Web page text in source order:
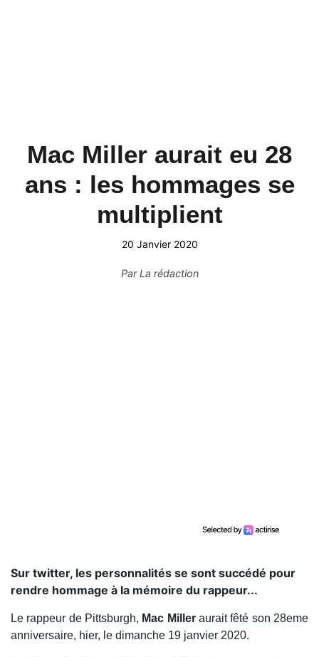
Mac Miller aurait eu 28
ans : les hommages se
multiplient
20 Janvier 2020
ParLa rédaction
Sur twitter, les personnalités se sont succédé pour
rendre hommage à la mémoire du rappeur...
Le rappeur de Pittsburgh, Mac Milleraurait fêté son 28eme
anniversaire, hier, le dimanche 19 janvier 2020.